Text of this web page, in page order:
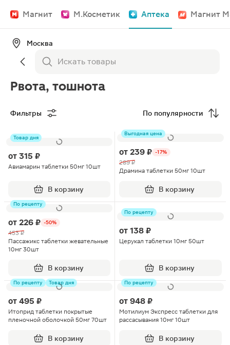
Магнит М.Косметик Аптека Магнит
Москва
Рвота, тошнота
Фильтры По популярности
Товар дня
от 315 ₽
Авиамарин таблетки 50мг 10шт
В корзину
Выгодная цена
от 239 ₽ -17%
289 ₽
Драмина таблетки 50мг 10шт
В корзину
По рецепту
от 226 ₽ -50%
453 ₽
Пассажикс таблетки жевательные
10мг 30шт
В корзину
По рецепту
от 138 ₽
Церукал таблетки 10мг 50шт
В корзину
По рецепту Товар дня
от 495 ₽
Итоприд таблетки покрытые
пленочной оболочкой 50мг 70шт
В корзину
По рецепту
от 948 ₽
Мотилиум Экспресс таблетки для
рассасывания 10мг 10шт
В корзину